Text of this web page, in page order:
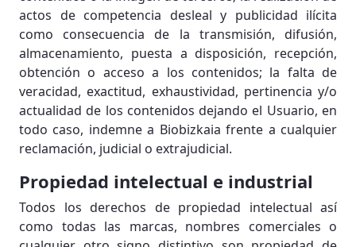
actos de competencia desleal y publicidad ilícita
como consecuencia de la transmisión, difusión,
almacenamiento, puesta a disposición, recepción,
obtención o acceso a los contenidos; la falta de
veracidad, exactitud, exhaustividad, pertinencia y/o
actualidad de los contenidos dejando el Usuario, en
todo caso, indemne a Biobizkaia frente a cualquier
reclamación, judicial o extrajudicial.
Propiedad intelectual e industrial
Todos los derechos de propiedad intelectual así
como todas las marcas, nombres comerciales o